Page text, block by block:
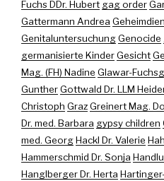
Fuchs DDr. Hubert gag order
Gattermann Andrea
GenitaluntersuchungGenocide
germanisierte KinderGesicht
Mag. (FH) Nadine Glawar-
GuntherGottwald Dr. LLM
Christoph GrazGreinert Mag.
Dr. med. Barbara gypsy children
med. GeorgHackl Dr. Valerie
Hammerschmid Dr. Sonja
Hanglberger Dr. Herta